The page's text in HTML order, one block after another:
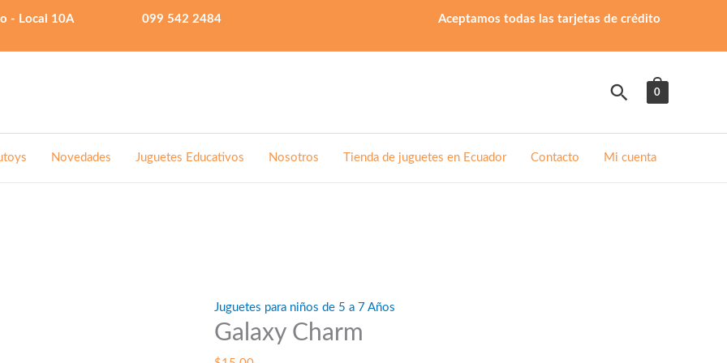
- Local 10A 099 542 2484 Aceptamos todas las tarjetas de crédito
Buscar
0
Novedades Juguetes Educativos Nosotros Tienda de juguetes en Ecuador Contacto Mi cuenta
Juguetes para niños de 5 a 7 Años
Galaxy Charm